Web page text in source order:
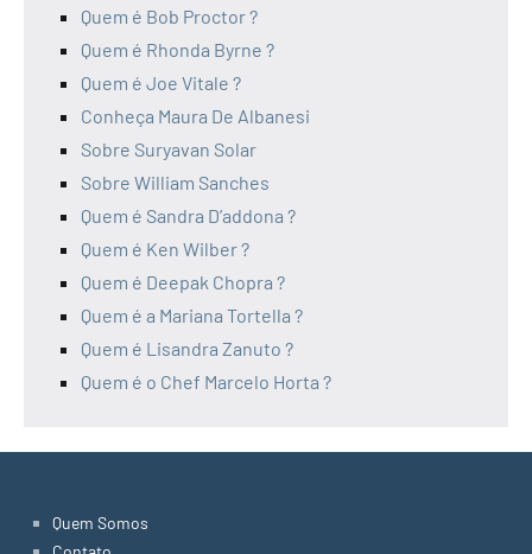
Quem é Bob Proctor ?
Quem é Rhonda Byrne ?
Quem é Joe Vitale ?
Conheça Maura De Albanesi
Sobre Suryavan Solar
Sobre William Sanches
Quem é Sandra D’addona ?
Quem é Ken Wilber ?
Quem é Deepak Chopra ?
Quem é a Mariana Tortella ?
Quem é Lisandra Zanuto ?
Quem é o Chef Marcelo Horta ?
Quem Somos